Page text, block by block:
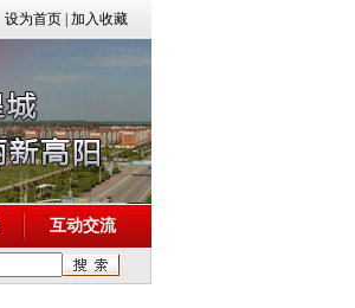
设为首页 加入收藏
互动交流